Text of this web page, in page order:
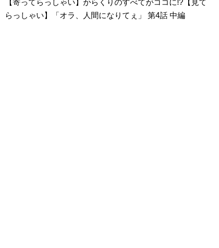
【寄ってらっしゃい】からくりのすべてがココに!?【見て
らっしゃい】「オラ、人間になりてぇ」 第4話 中編